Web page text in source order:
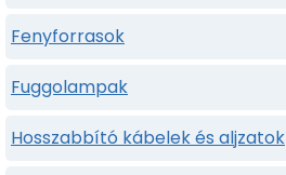
Fenyforrasok
Fuggolampak
Hosszabbító kábelek és aljzatok